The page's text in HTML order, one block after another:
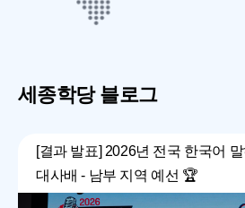
세종학당 블로그
[결과 발표] 2026년 전국 한국어
대사배 - 남부 지역 예선 🏆